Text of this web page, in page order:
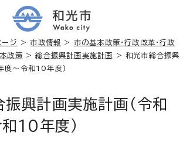
ージ >市政情報 > 市の基本政策・行政改革・行政
政策 >総合振興計画実施計画
> 和光市総合振興
度～令和10年度）
興計画実施計画（令和
10年度）